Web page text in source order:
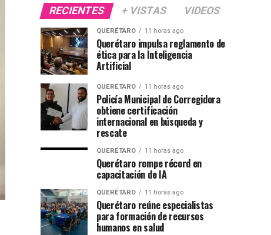
RECIENTES + VISTAS VIDEOS
QUERÉTARO 11 horas ago
Querétaro impulsa reglamento de
ética para la Inteligencia
Artificial
QUERÉTARO 11 horas ago
Policía Municipal de Corregidora
obtiene certificación
internacional en búsqueda y
rescate
QUERÉTARO 11 horas ago
Querétaro rompe récord en
capacitación de IA
QUERÉTARO 11 horas ago
Querétaro reúne especialistas
para formación de recursos
humanos en salud